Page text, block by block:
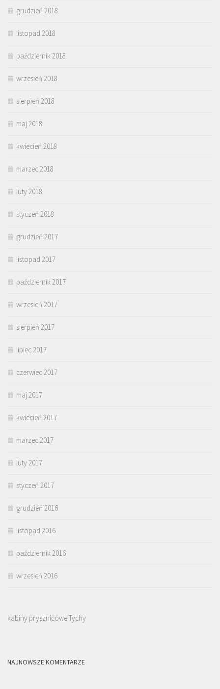
grudzień 2018
listopad 2018
październik 2018
wrzesień 2018
sierpień 2018
maj 2018
kwiecień 2018
marzec 2018
luty 2018
styczeń 2018
grudzień 2017
listopad 2017
październik 2017
wrzesień 2017
sierpień 2017
lipiec 2017
czerwiec 2017
maj 2017
kwiecień 2017
marzec 2017
luty 2017
styczeń 2017
grudzień 2016
listopad 2016
październik 2016
wrzesień 2016
kabiny prysznicowe Tychy
NAJNOWSZE KOMENTARZE